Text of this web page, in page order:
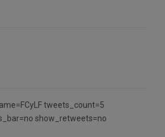
tweets_count=5
show_retweets=no